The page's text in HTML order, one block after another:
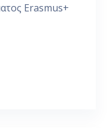
Erasmus+